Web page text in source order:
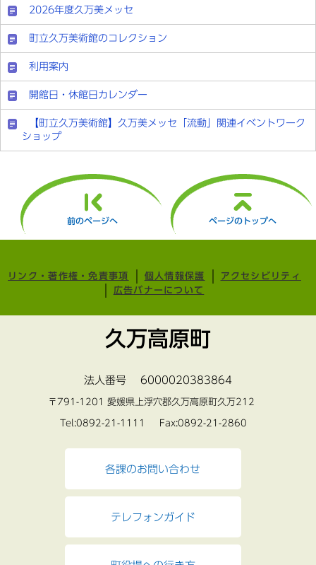
2026年度久万美メッセ
町立久万美術館のコレクション
利用案内
開館日・休館日カレンダー
【町立久万美術館】久万美メッセ「流動」関連イベントワーク
ショップ
前のページへ ページのトップへ
リンク・著作権・免責事項 個人情報保護
アクセシビリティ
広告バナーについて
久万高原町
法人番号 6000020383864
〒791-1201 愛媛県上浮穴郡久万高原町久万212
Tel:0892-21-1111 Fax:0892-21-2860
各課のお問い合わせ
テレフォンガイド